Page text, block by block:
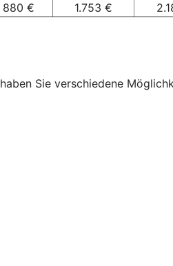
880 € 1.753 €
Sie verschiedene